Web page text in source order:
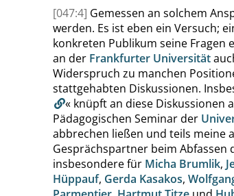
[047:4] Gemessen an solchem
werden. Es ist eben ein Versuch;
konkreten Publikum seine
an der Frankfurter Universität
Widerspruch zu manchen
stattgehabten Diskussionen.
«knüpft an diese Diskussionen
Pädagogischen Seminar der
abbrechen ließen und teils meine
Gesprächspartner beim Abfassen
insbesondere für Micha Brumlik,
Hüppauf, Gerda Kasakos,